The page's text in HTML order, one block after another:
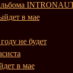
в мае
не будет
в мае